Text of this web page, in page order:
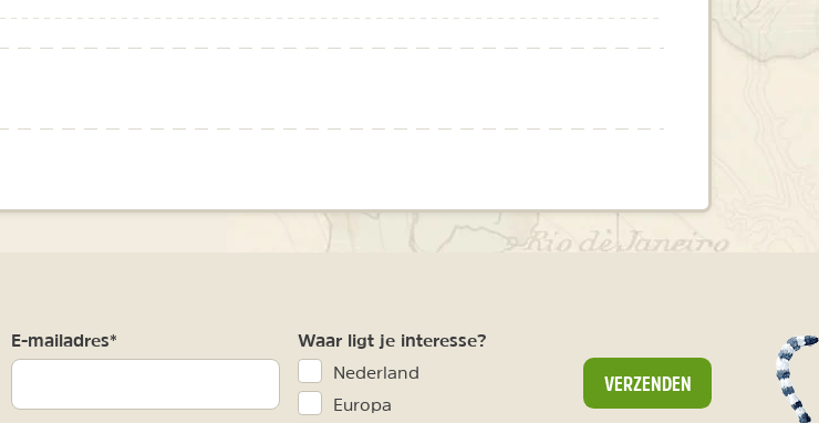
E-mailadres* Waar ligt je interesse?
Nederland
Europa
VERZENDEN